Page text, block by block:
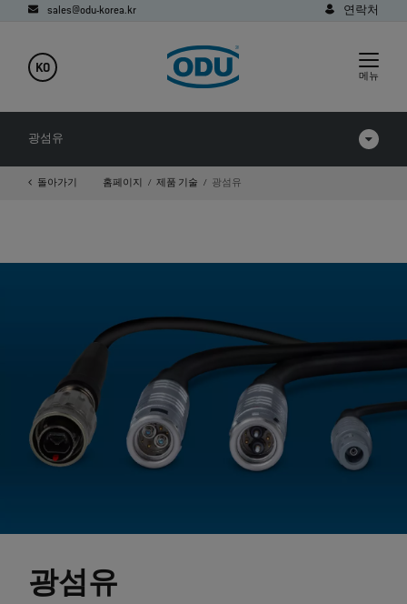
sales@odu-korea.kr 연락처
KO
메뉴
광섬유
에 관한 FAQ
물리적 접촉
폴리머 광섬유
돌아가기 홈페이지 제품 기술 광섬유
광섬유